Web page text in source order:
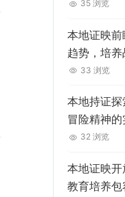
35 浏览
本地证映
趋势，培
33 浏览
本地持证
冒险精神
32 浏览
本地证映
教育培养